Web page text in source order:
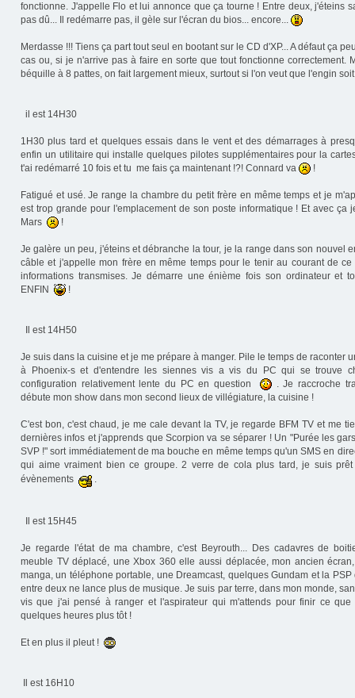
fonctionne. J'appelle Flo et lui annonce que ça tourne ! Entre deux, j'éteins
pas dû... Il redémarre pas, il gèle sur l'écran du bios... encore...
Merdasse !!! Tiens ça part tout seul en bootant sur le CD d'XP... A défaut ça
cas ou, si je n'arrive pas à faire en sorte que tout fonctionne correctement.
béquille à 8 pattes, on fait largement mieux, surtout si l'on veut que l'engin
il est 14H30
1H30 plus tard et quelques essais dans le vent et des démarrages à
enfin un utilitaire qui installe quelques pilotes supplémentaires pour la
t'ai redémarré 10 fois et tu me fais ça maintenant !?! Connard va
!
Fatigué et usé. Je range la chambre du petit frère en même temps et je
est trop grande pour l'emplacement de son poste informatique ! Et avec ça
Mars
!
Je galère un peu, j'éteins et débranche la tour, je la range dans son nouvel
câble et j'appelle mon frère en même temps pour le tenir au courant de
informations transmises. Je démarre une énième fois son ordinateur et
ENFIN
!
Il est 14H50
Je suis dans la cuisine et je me prépare à manger. Pile le temps de raconter
à Phoenix-s et d'entendre les siennes vis a vis du PC qui se trouve
configuration relativement lente du PC en question
. Je raccroche
débute mon show dans mon second lieux de villégiature, la cuisine !
C'est bon, c'est chaud, je me cale devant la TV, je regarde BFM TV et me
dernières infos et j'apprends que Scorpion va se séparer ! Un "Purée les
SVP !" sort immédiatement de ma bouche en même temps qu'un SMS en
qui aime vraiment bien ce groupe. 2 verre de cola plus tard, je suis
évènements
.
Il est 15H45
Je regarde l'état de ma chambre, c'est Beyrouth... Des cadavres de
meuble TV déplacé, une Xbox 360 elle aussi déplacée, mon ancien
manga, un téléphone portable, une Dreamcast, quelques Gundam et la
entre deux ne lance plus de musique. Je suis par terre, dans mon monde,
vis que j'ai pensé à ranger et l'aspirateur qui m'attends pour finir ce que
quelques heures plus tôt !
Et en plus il pleut !
Il est 16H10